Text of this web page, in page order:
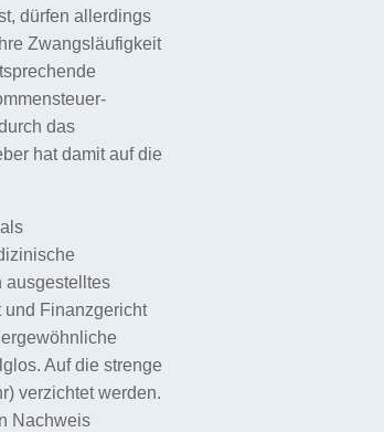
dürfen allerdings
Zwangsläufigkeit
das
hat damit auf die
ausgestelltes
und Finanzgericht
Auf die strenge
verzichtet werden.
Nachweis